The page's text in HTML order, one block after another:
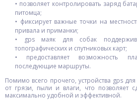
• позволяет контролировать заряд
питомца;
• фиксирует важные точки на
привала и приманки;
• gps маяк для собак
топографических и спутниковых карт;
• предоставляет возможность
последующие маршруты.
Помимо всего прочего, устройства gps
от грязи, пыли и влаги, что позволяет
максимально удобной и эффективной.